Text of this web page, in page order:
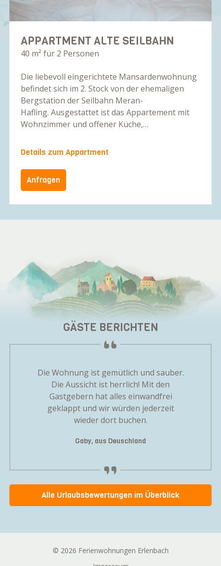
APPARTMENT ALTE SEILBAHN
40 m² für 2 Personen
Die liebevoll eingerichtete Mansardenwohnung
befindet sich im 2. Stock von der ehemaligen
Bergstation der Seilbahn Meran-
Hafling. Ausgestattet ist das Appartement mit
Wohnzimmer und offener Küche,…
Details zum Appartment
Anfragen
GÄSTE BERICHTEN
Die Wohnung ist gemütlich und sauber.
Die Aussicht ist herrlich! Mit den
Gastgebern hat alles einwandfrei
geklappt und wir würden jederzeit
wieder dort buchen.
Gaby, aus Deuschland
Alle Urlaubsbewertungen im Überblick
© 2026 Ferienwohnungen Erlenbach